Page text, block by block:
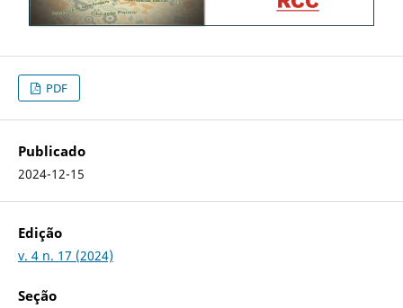
PDF
Publicado
2024-12-15
Edição
v. 4 n. 17 (2024)
Seção